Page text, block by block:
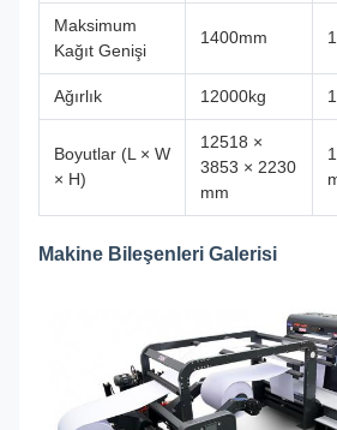
Maksimum
Kağıt Genişi
1400mm
Ağırlık 12000kg
Boyutlar (L × W
× H)
12518 ×
3853 × 2230
mm
Makine Bileşenleri Galerisi